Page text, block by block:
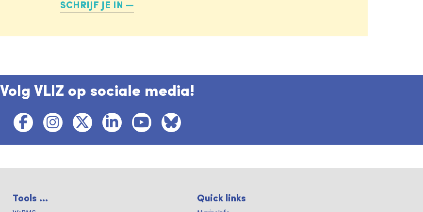
SCHRIJF JE IN
Volg VLIZ op sociale media!
Tools ... Quick links